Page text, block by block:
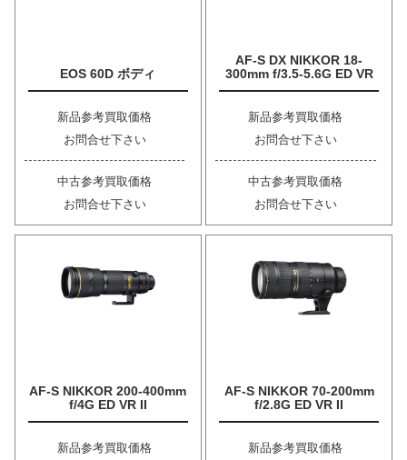
EOS 60D ボディ
新品参考買取価格
お問合せ下さい
中古参考買取価格
お問合せ下さい
AF-S DX NIKKOR 18-
300mm f/3.5-5.6G ED VR
新品参考買取価格
お問合せ下さい
中古参考買取価格
お問合せ下さい
AF-S NIKKOR 200-400mm
f/4G ED VR II
新品参考買取価格
AF-S NIKKOR 70-200mm
f/2.8G ED VR II
新品参考買取価格